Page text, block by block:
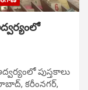
పుస్తకాలు
కరీంనగర్,